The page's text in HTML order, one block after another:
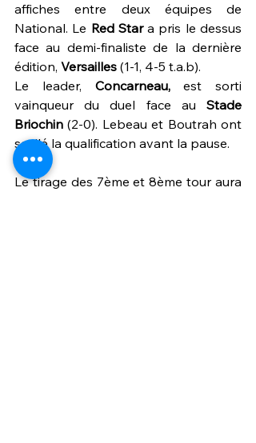
affiches entre deux équipes de
National. Le Red Star a pris le dessus
face au demi-finaliste de la dernière
édition, Versailles (1-1, 4-5 t.a.b).
Le leader, Concarneau, est sorti
vainqueur du duel face au Stade
Briochin (2-0). Lebeau et Boutrah ont
scellé la qualification avant la pause.
Le tirage des 7ème et 8ème tour aura